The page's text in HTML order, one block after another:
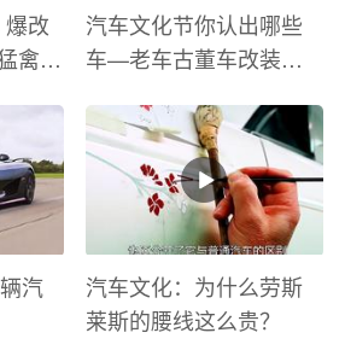
改
禽
汽车文化节你认出哪些
车—老车古董车改装车
汽
汽车文化：为什么劳斯
莱斯的腰线这么贵？